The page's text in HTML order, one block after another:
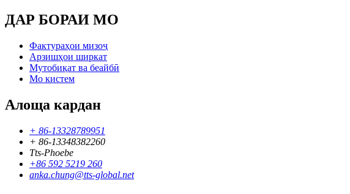
ДАР БОРАИ МО
Фактураҳои мизоҷ
Арзишҳои ширкат
Мутобиқат ва беайбӣ
Мо кистем
Алоща кардан
+ 86-13328789951
+ 86-13348382260
Tts-Phoebe
+86 592 5219 260
anka.chung@tts-global.net